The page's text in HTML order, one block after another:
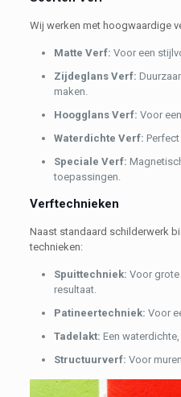
Wij werken met hoogwaardige
Matte Verf: Voor een
Zijdeglans Verf:
maken.
Hoogglans Verf: Voor
Waterdichte Verf:
Speciale Verf:
toepassingen.
Verftechnieken
Naast standaard schilderwerk
technieken:
Spuittechniek: Voor grote
resultaat.
Patineertechniek: Voor
Tadelakt: Een
Structuurverf: Voor